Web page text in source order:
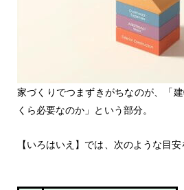
家づくりでつまずきがちなのが、
「
くら必要なのか」という部分。
【いろはいえ】では、次のような目安